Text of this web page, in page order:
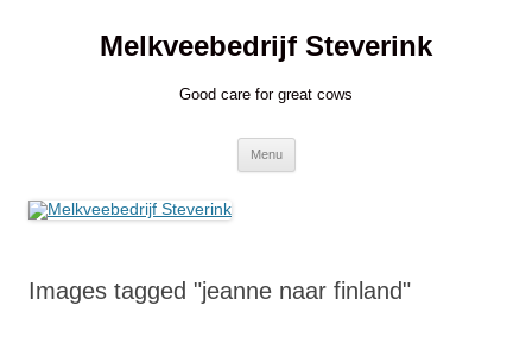
Melkveebedrijf Steverink
Good care for great cows
Menu
Images tagged "jeanne naar finland"